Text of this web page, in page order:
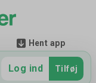
Hent app
Log ind Tilføj